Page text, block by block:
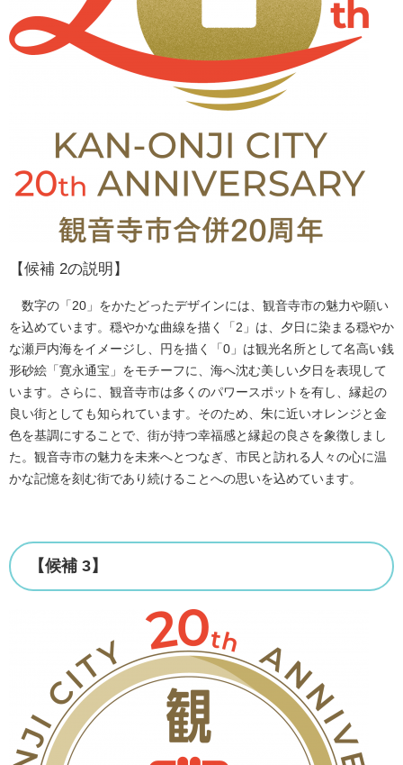
【候補 2の説明】
数字の「20」をかたどったデザインには、観音寺市の魅力や願い
を込めています。穏やかな曲線を描く「2」は、夕日に染まる穏やか
な瀬戸内海をイメージし、円を描く「0」は観光名所として名高い銭
形砂絵「寛永通宝」をモチーフに、海へ沈む美しい夕日を表現して
います。さらに、観音寺市は多くのパワースポットを有し、縁起の
良い街としても知られています。そのため、朱に近いオレンジと金
色を基調にすることで、街が持つ幸福感と縁起の良さを象徴しまし
た。観音寺市の魅力を未来へとつなぎ、市民と訪れる人々の心に温
かな記憶を刻む街であり続けることへの思いを込めています。
【候補 3】